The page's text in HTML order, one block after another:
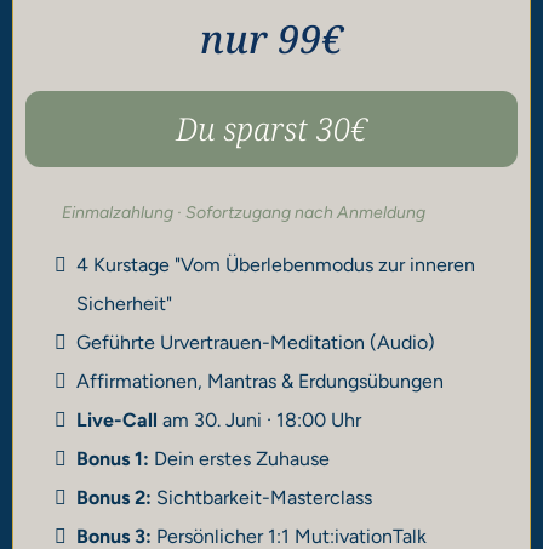
nur 99€
Du sparst 30€
Einmalzahlung · Sofortzugang nach Anmeldung
4 Kurstage "Vom Überlebenmodus zur inneren
Sicherheit"
Geführte Urvertrauen-Meditation (Audio)
Affirmationen, Mantras & Erdungsübungen
Live-Call am 30. Juni · 18:00 Uhr
Bonus 1: Dein erstes Zuhause
Bonus 2: Sichtbarkeit-Masterclass
Bonus 3: Persönlicher 1:1 Mut:ivationTalk